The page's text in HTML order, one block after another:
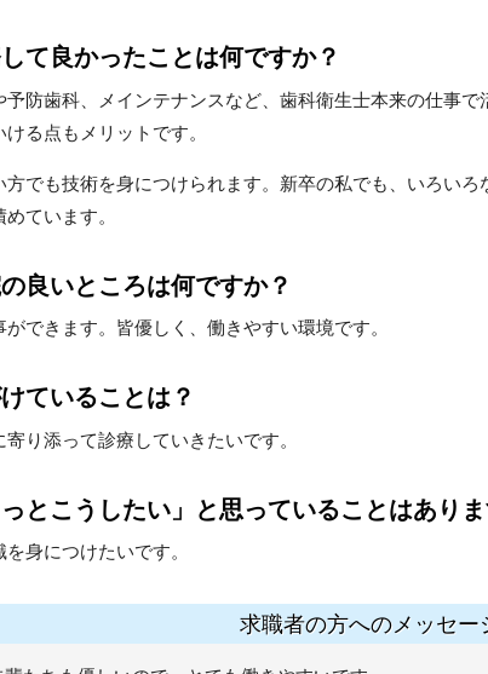
て良かったことは何ですか？
予防歯科、メインテナンスなど、歯科衛生士本来の仕事
る点もメリットです。
方でも技術を身につけられます。新卒の私でも、いろい
ています。
良いところは何ですか？
できます。皆優しく、働きやすい環境です。
ていることは？
寄り添って診療していきたいです。
っとこうしたい」と思っていることはあり
を身につけたいです。
求職者の方へのメッセー